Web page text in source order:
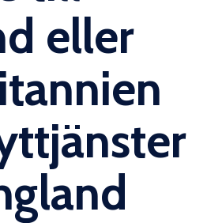
eller